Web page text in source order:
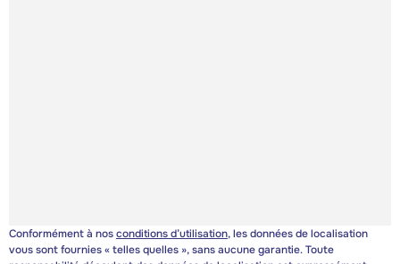
Conformément à nosconditions d’utilisation, les données de localisation
vous sont fournies « telles quelles », sans aucune garantie. Toute